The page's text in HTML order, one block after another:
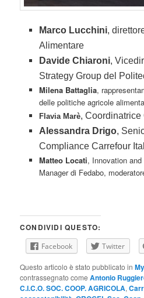
Marco Lucchini,
Alimentare
Davide Chiaroni,
Strategy Group del
Milena Battaglia,
delle politiche agricole
Flavia Marè, Coordinatrice
Alessandra Drigo,
Compliance Carrefour
Matteo Locati, Innovation
Manager di Fedabo,
CONDIVIDI QUESTO:
Facebook Twitter
Questo articolo è stato pubblicato in
contrassegnato comeAntonio
C.I.C.O. SOC. COOP. AGRICOLA,